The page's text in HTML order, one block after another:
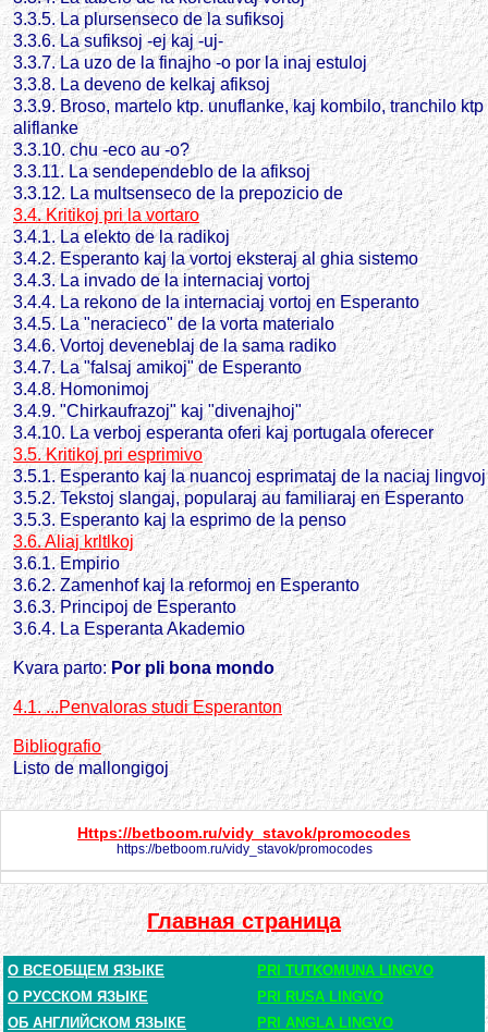
3.3.5. La plursenseco de la sufiksoj
3.3.6. La sufiksoj -ej kaj -uj-
3.3.7. La uzo de la finajho -o por la inaj estuloj
3.3.8. La deveno de kelkaj afiksoj
3.3.9. Broso, martelo ktp. unuflanke, kaj kombilo, tranchilo ktp
aliflanke
3.3.10. chu -eco au -o?
3.3.11. La sendependeblo de la afiksoj
3.3.12. La multsenseco de la prepozicio de
3.4. Kritikoj pri la vortaro
3.4.1. La elekto de la radikoj
3.4.2. Esperanto kaj la vortoj eksteraj al ghia sistemo
3.4.3. La invado de la internaciaj vortoj
3.4.4. La rekono de la internaciaj vortoj en Esperanto
3.4.5. La "neracieco" de la vorta materialo
3.4.6. Vortoj deveneblaj de la sama radiko
3.4.7. La "falsaj amikoj" de Esperanto
3.4.8. Homonimoj
3.4.9. "Chirkaufrazoj" kaj "divenajhoj"
3.4.10. La verboj esperanta oferi kaj portugala oferecer
3.5. Kritikoj pri esprimivo
3.5.1. Esperanto kaj la nuancoj esprimataj de la naciaj lingvoj
3.5.2. Tekstoj slangaj, popularaj au familiaraj en Esperanto
3.5.3. Esperanto kaj la esprimo de la penso
3.6. Aliaj krltlkoj
3.6.1. Empirio
3.6.2. Zamenhof kaj la reformoj en Esperanto
3.6.3. Principoj de Esperanto
3.6.4. La Esperanta Akademio
Kvara parto: Por pli bona mondo
4.1. ...Penvaloras studi Esperanton
Bibliografio
Listo de mallongigoj
Https://betboom.ru/vidy_stavok/promocodes
https://betboom.ru/vidy_stavok/promocodes
Главная страница
О ВСЕОБЩЕМ ЯЗЫКЕ
PRI TUTKOMUNA LINGVO
О РУССКОМ ЯЗЫКЕ
PRI RUSA LINGVO
ОБ АНГЛИЙСКОМ ЯЗЫКЕ
PRI ANGLA LINGVO